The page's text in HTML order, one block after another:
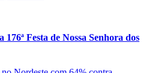
Festa de Nossa Senhora dos